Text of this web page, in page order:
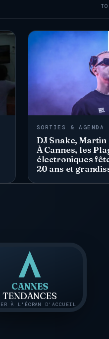
SORTIES & AGENDA
DJ Snake,
À Cannes, les
électroniques
20 ans et
CANNES
TENDANCES
À L'ÉCRAN D'ACCUEIL